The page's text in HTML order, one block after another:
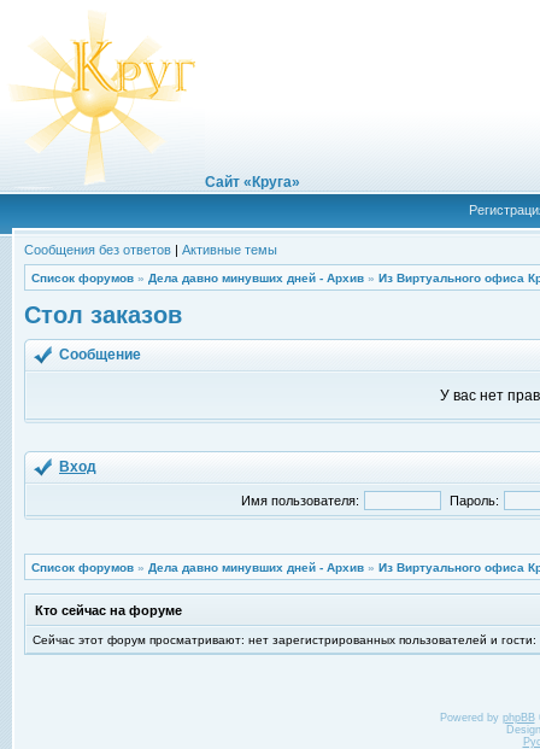
Сайт «Круга»
Сообщения без ответов | Активные темы
Список форумов » Дела давно минувших дней - Архив » Из Виртуального офиса
Стол заказов
Сообщение
У вас нет
Вход
Имя пользователя: Пароль:
Список форумов » Дела давно минувших дней - Архив » Из Виртуального офиса
Кто сейчас на форуме
Сейчас этот форум просматривают: нет зарегистрированных пользователей и гости:
Powered by phpBB